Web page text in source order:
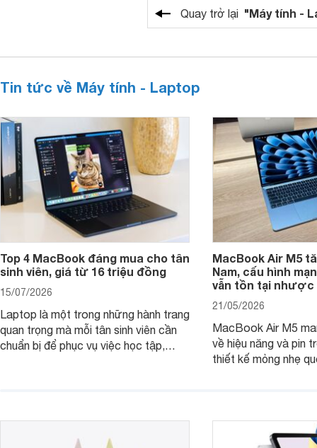
Quay trở lại "Máy tính -
Tin tức về Máy tính - Laptop
Top 4 MacBook đáng mua cho tân
sinh viên, giá từ 16 triệu đồng
15/07/2026
Laptop là một trong những hành trang
quan trọng mà mỗi tân sinh viên cần
chuẩn bị để phục vụ việc học tập,
MacBook đáng cân nhắc dành cho
MacBook Air M5
Nam, cấu hình
vẫn tồn tại nhược
21/05/2026
MacBook Air M5
về hiệu năng và pin
thiết kế mỏng nhẹ